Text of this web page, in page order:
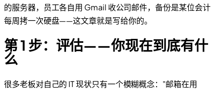
的服务器，员工各自用 Gmail 收公司邮件，备份是某位会计
每周拷一次硬盘——这文章就是写给你的。
第 1 步：评估——你现在到底有什
么
很多老板对自己的 IT 现状只有一个模糊概念："邮箱在用